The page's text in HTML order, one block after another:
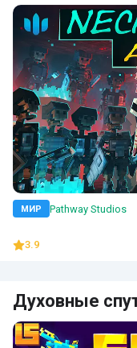
МИР Pathway Studios
3.9
Духовные